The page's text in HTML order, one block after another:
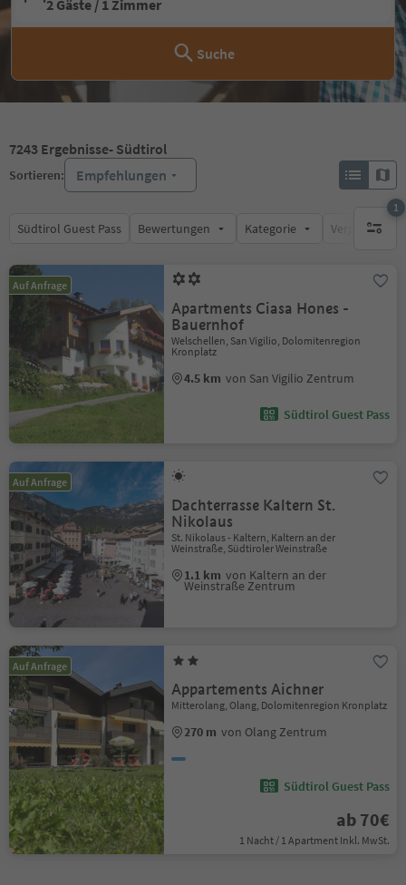
2 Gäste / 1 Zimmer
Suche
7243 Ergebnisse- Südtirol
Sortieren: Empfehlungen
Südtirol Guest Pass Bewertungen Kategorie
1
1
Auf Anfrage
Apartments Ciasa Hones -
Bauernhof
Welschellen, San Vigilio, Dolomitenregion
Kronplatz
4.5 km von San Vigilio Zentrum
Südtirol Guest Pass
Auf Anfrage
Dachterrasse Kaltern St.
Nikolaus
St. Nikolaus - Kaltern, Kaltern an der
Weinstraße, Südtiroler Weinstraße
1.1 km von Kaltern an der
Weinstraße Zentrum
Auf Anfrage
Appartements Aichner
Mitterolang, Olang, Dolomitenregion Kronplatz
270 m von Olang Zentrum
Südtirol Guest Pass
ab 70€
1 Nacht / 1 Apartment Inkl. MwSt.